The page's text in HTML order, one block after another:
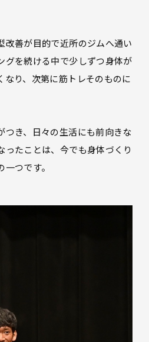
改善が目的で近所のジムへ通い
グを続ける中で少しずつ身体が
なり、次第に筋トレそのものに
つき、日々の生活にも前向きな
ったことは、今でも身体づくり
つです。